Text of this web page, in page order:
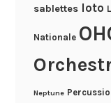
sablettes loto
Nationale
Neptune